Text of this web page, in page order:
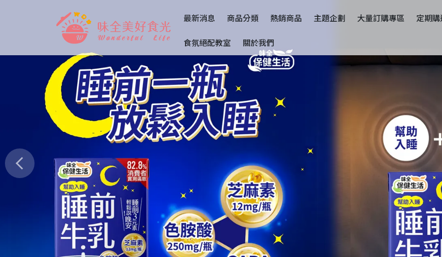
最新消息 商品分類 熱銷商品 主題企劃 大量訂購專區 定期
食氛絕配教室 關於我們